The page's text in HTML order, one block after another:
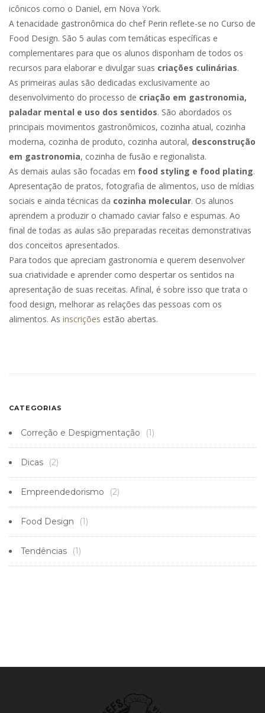
icônicos como o Daniel, em Nova York.
A tenacidade gastronômica do chef Perin reflete-se no Curso de
Food Design. São 5 aulas com temáticas específicas e
complementares para que os alunos disponham de todos os
recursos para elaborar e divulgar suas criações culinárias.
As primeiras aulas são dedicadas exclusivamente ao
desenvolvimento do processo de criação em gastronomia,
paladar mental e uso dos sentidos. São abordados os
principais movimentos gastronômicos, cozinha atual, cozinha
moderna, cozinha de produto, cozinha autoral, desconstrução
em gastronomia, cozinha de fusão e regionalista.
As demais aulas são focadas em food styling e food plating.
Apresentação de pratos, fotografia de alimentos, uso de mídias
sociais e ainda técnicas da cozinha molecular. Os alunos
aprendem a produzir o chamado caviar falso e espumas. Ao
final de todas as aulas são preparadas receitas demonstrativas
dos conceitos apresentados.
Para todos que apreciam gastronomia e querem desenvolver
sua criatividade e aprender como despertar os sentidos na
apresentação de suas receitas. Afinal, é sobre isso que trata o
food design, melhorar as relações das pessoas com os
alimentos. As inscrições estão abertas.
CATEGORIAS
Correção e Despigmentação (1)
Dicas (2)
Empreendedorismo (2)
Food Design (1)
Tendências (1)